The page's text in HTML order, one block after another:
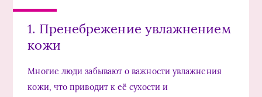
1. Пренебрежение увлажнением
кожи
Многие люди забывают о важности увлажнения
кожи, что приводит к её сухости и